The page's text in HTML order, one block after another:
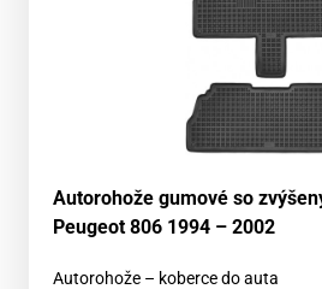
Autorohože gumové so
Peugeot 806 1994 – 2002
Autorohože – koberce do auta